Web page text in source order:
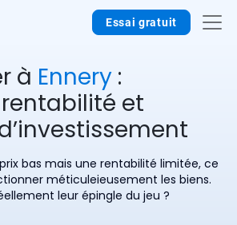
Essai gratuit
à Ennery :
et
bas mais une rentabilité limitée, ce
méticuleieusement les biens.
leur épingle du jeu ?